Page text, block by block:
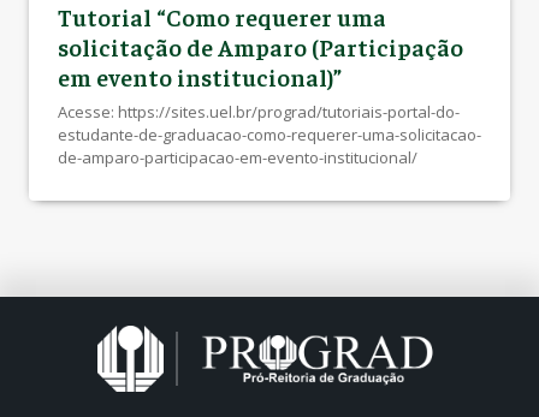
Tutorial “Como requerer uma
solicitação de Amparo (Participação
em evento institucional)”
Acesse: https://sites.uel.br/prograd/tutoriais-portal-do-
estudante-de-graduacao-como-requerer-uma-solicitacao-
de-amparo-participacao-em-evento-institucional/